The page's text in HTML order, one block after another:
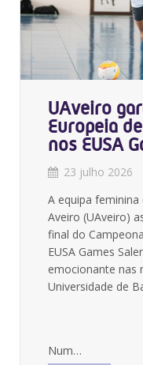
UAveiro
Europeia
nos EUSA
23 julho 2026
A equipa
Aveiro (UAveiro)
final do
EUSA Games
emocionante nas
Universidade de
Num…